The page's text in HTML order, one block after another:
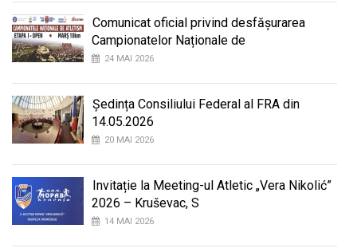
Comunicat oficial privind desfășurarea
Campionatelor Naționale de
24 MAI 2026
Ședința Consiliului Federal al FRA din
14.05.2026
20 MAI 2026
Invitație la Meeting-ul Atletic „Vera Nikolić”
2026 – Kruševac, S
14 MAI 2026